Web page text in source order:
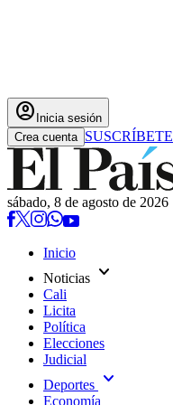
account_circle Inicia sesión
Crea cuenta SUSCRÍBETE
sábado, 8 de agosto de 2026
Inicio
Noticias expand_more
Cali
Licita
Política
Elecciones
Judicial
Deportes expand_more
Economía